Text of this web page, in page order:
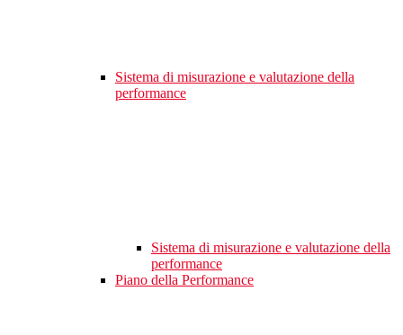
Sistema di misurazione e valutazione della
performance
Sistema di misurazione e valutazione della
performance
Piano della Performance